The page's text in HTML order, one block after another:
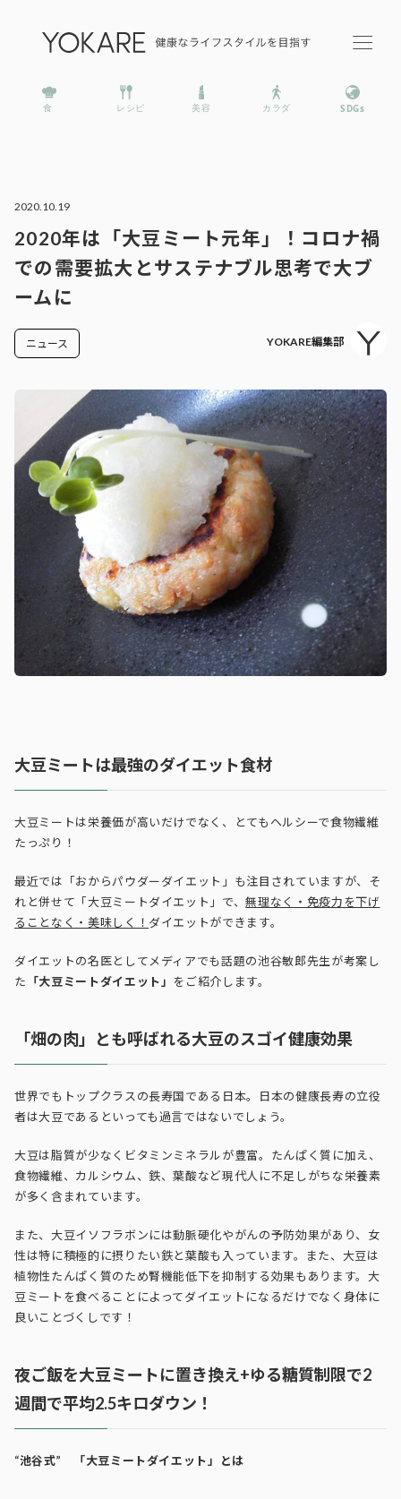
2020.10.19
2020年は「大豆ミート元年」！コロナ禍
での需要拡大とサステナブル思考で大ブ
ームに
ニュース YOKARE編集部
大豆ミートは最強のダイエット食材
大豆ミートは栄養価が高いだけでなく、とてもヘルシーで食物繊維
たっぷり！
最近では「おからパウダーダイエット」も注目されていますが、そ
れと併せて「大豆ミートダイエット」で、無理なく・免疫力を下げ
ることなく・美味しく！ ダイエットができます。
ダイエットの名医としてメディアでも話題の池谷敏郎先生が考案し
た
「大豆ミートダイエット」 をご紹介します。
「畑の肉」とも呼ばれる大豆のスゴイ健康効果
世界でもトップクラスの長寿国である日本。日本の健康長寿の立役
者は大豆であるといっても過言ではないでしょう。
大豆は脂質が少なくビタミンミネラルが豊富。たんぱく質に加え、
食物繊維、カルシウム、鉄、葉酸など現代人に不足しがちな栄養素
が多く含まれています。
また、大豆イソフラボンには動脈硬化やがんの予防効果があり、女
性は特に積極的に摂りたい鉄と葉酸も入っています。また、大豆は
植物性たんぱく質のため腎機能低下を抑制する効果もあります。大
豆ミートを食べることによってダイエットになるだけでなく身体に
良いことづくしです！
夜ご飯を大豆ミートに置き換え+ゆる糖質制限で2
週間で平均2.5キロダウン！
“池谷式” 「大豆ミートダイエット」とは